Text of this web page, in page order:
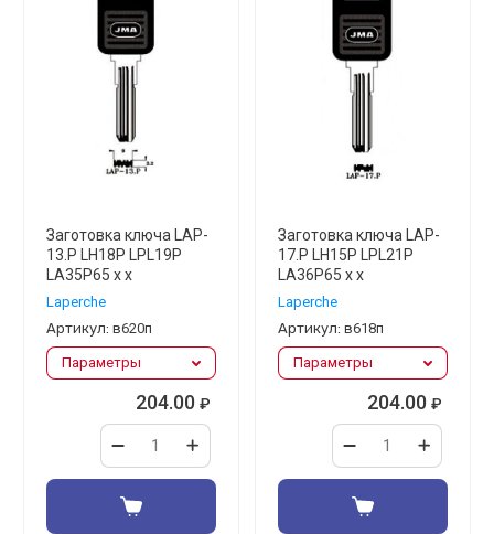
Заготовка ключа LAP-
13.P LH18P LPL19P
LA35P65 x x
Laperche
Артикул: в620п
Параметры
204.00 ₽
Заготовка ключа LAP-
17.P LH15P LPL21P
LA36P65 x x
Laperche
Артикул: в618п
Параметры
204.00 ₽